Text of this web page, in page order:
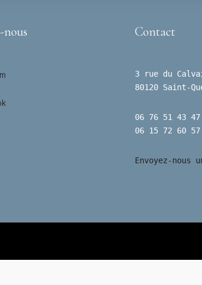
nous Contact
3 rue du
80120 Saint-
06 76 51 43
06 15 72 60 57
Envoyez-nous